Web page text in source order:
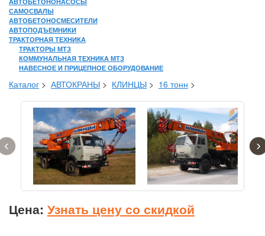
САМОСВАЛЫ
АВТОБЕТОНОСМЕСИТЕЛИ
АВТОПОДЪЕМНИКИ
ТРАКТОРНАЯ ТЕХНИКА
ТРАКТОРЫ МТЗ
КОММУНАЛЬНАЯ ТЕХНИКА МТЗ
НАВЕСНОЕ И ПРИЦЕПНОЕ ОБОРУДОВАНИЕ
Каталог > АВТОКРАНЫ > КЛИНЦЫ > 16 тонн >
‹ ›
Цена: Узнать цену со скидкой